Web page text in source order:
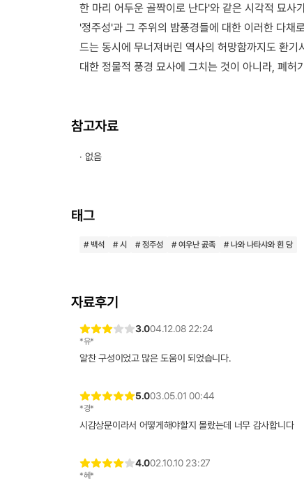
한 마리 어두운 골짝이로 난다'와 같은 시각적 묘사
'정주성'과 그 주위의 밤풍경들에 대한 이러한 다채
드는 동시에 무너져버린 역사의 허망함까지도 환
대한 정물적 풍경 묘사에 그치는 것이 아니라, 폐
참고자료
· 없음
태그
# 백석 # 시 # 정주성 # 여우난 곬족 # 나와 나타샤와 흰 당
자료후기
3.004.12.08 22:24
*유*
알찬 구성이었고 많은 도움이 되었습니다.
5.003.05.01 00:44
*경*
시감상문이라서 어떻게해야할지 몰랐는데 너무 감사합니다
4.002.10.10 23:27
*혜*